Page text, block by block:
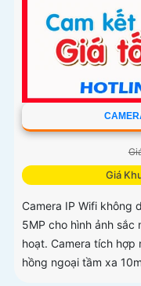
Giá
Camera IP Wifi không
5MP cho hình ảnh
hoạt. Camera tích hợp
hồng ngoại tầm xa